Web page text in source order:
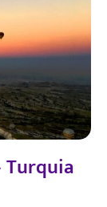
Turquia